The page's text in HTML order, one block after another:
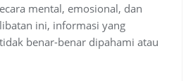
mental, emosional, dan
ini, informasi yang
benar-benar dipahami atau